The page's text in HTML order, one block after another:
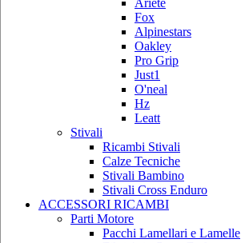
Fox
Alpinestars
Oakley
Pro Grip
Just1
O'neal
Hz
Leatt
Stivali
Ricambi Stivali
Calze Tecniche
Stivali Bambino
Stivali Cross Enduro
ACCESSORI RICAMBI
Parti Motore
Pacchi Lamellari e Lamelle